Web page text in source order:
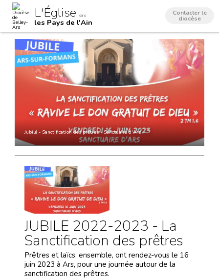
contenu.
navigation
Outils
personnels
L'Église dans
les Pays de l'Ain
Contacter le
diocèse
Jubilé - Sanctification des prêtres - Sanctuaire d'Ars
JUBILE 2022-2023 - La
Sanctification des prêtres
Prêtres et laïcs, ensemble, ont rendez-vous le 16
juin 2023 à Ars, pour une journée autour de la
sanctification des prêtres.